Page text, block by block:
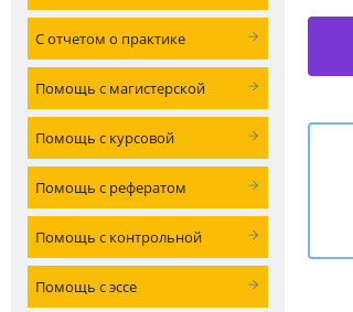
С отчетом о практике
Помощь с магистерской
Помощь с курсовой
Помощь с рефератом
Помощь с контрольной
Помощь с эссе